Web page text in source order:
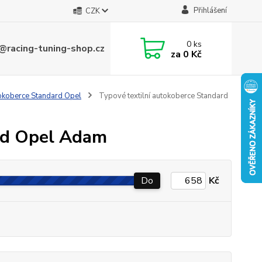
CZK Přihlášení
tuning-shop.cz 0ks
za 0 Kč
Standard Opel
Typové textilní autokoberce Standard
Opel Adam
Do Kč